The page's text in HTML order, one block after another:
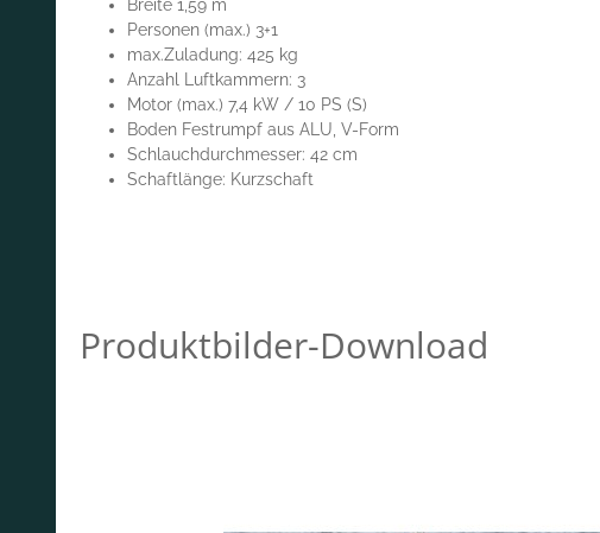
Breite 1,59 m
Personen (max.) 3+1
max.Zuladung: 425 kg
Anzahl Luftkammern: 3
Motor (max.) 7,4 kW / 10 PS (S)
Boden Festrumpf aus ALU, V-Form
Schlauchdurchmesser: 42 cm
Schaftlänge: Kurzschaft
Produktbilder-Download